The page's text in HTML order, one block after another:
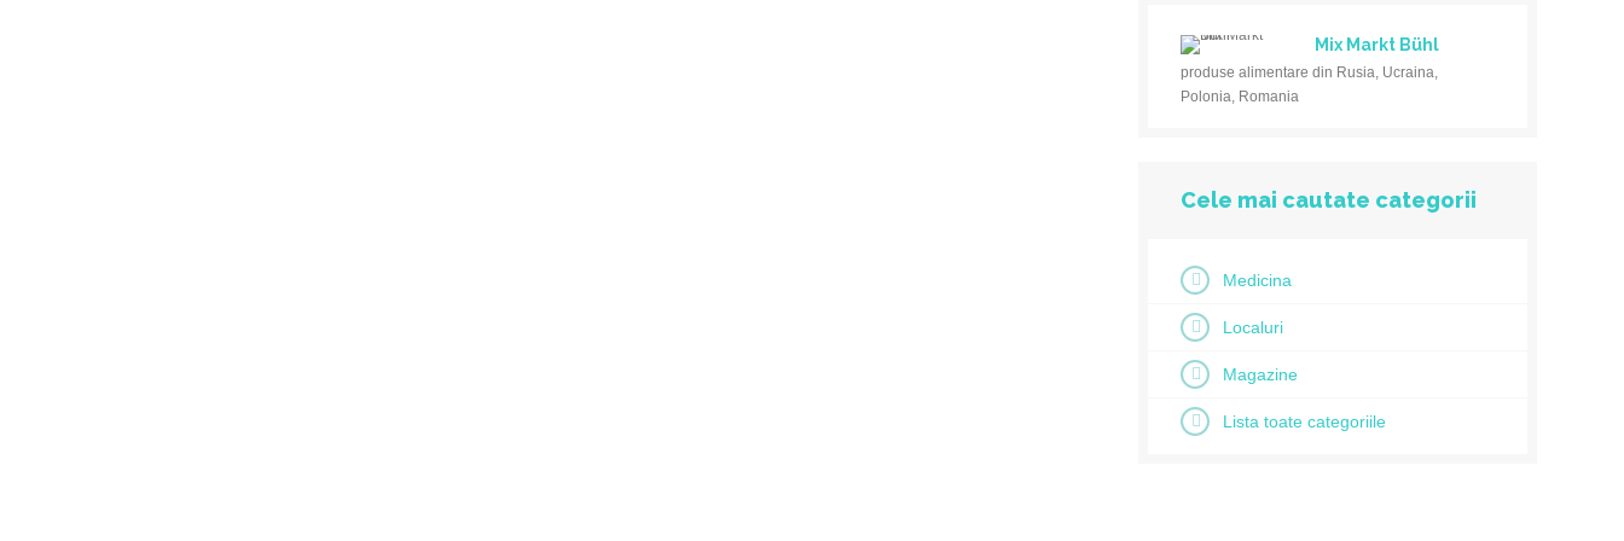
Mix Markt Bühl
produse alimentare din Rusia, Ucraina,
Polonia, Romania
Cele mai cautate categorii
Medicina
Localuri
Magazine
Lista toate categoriile